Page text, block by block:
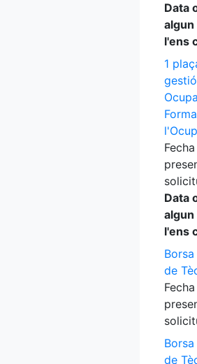
Data
l'ens
1
Data
l'ens
de
de